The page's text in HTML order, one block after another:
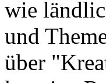
wie
und
über